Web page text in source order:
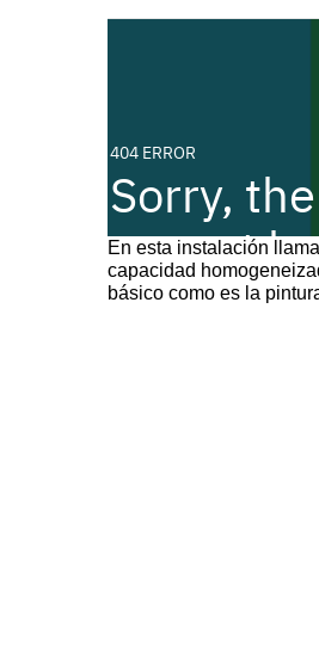
En esta instalación
capacidad
básico como es la